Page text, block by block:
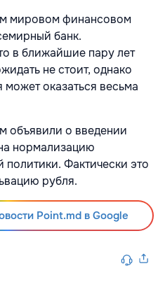
мировом финансовом
банк.
в ближайшие пару лет
не стоит, однако
может оказаться весьма
объявили о введении
нормализацию
Фактически это
рубля.
Point.md в Google